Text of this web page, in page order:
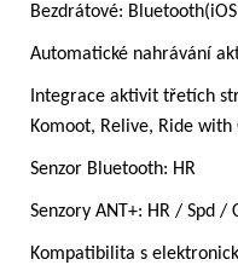
Bezdrátové:
Automatické nahrávání
Integrace aktivit třetích
Komoot, Relive, Ride with
Senzor Bluetooth: HR
Senzory ANT+: HR / Spd
Kompatibilita s